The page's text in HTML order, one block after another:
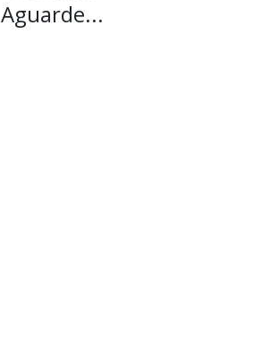
Aguarde...